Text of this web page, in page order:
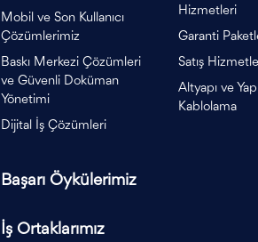
Mobil ve Son Kullanıcı
Çözümlerimiz
Baskı Merkezi Çözümleri
ve Güvenli Doküman
Yönetimi
Dijital İş Çözümleri
Başarı Öykülerimiz
İş Ortaklarımız
Hizmetleri
Garanti
Satış
Altyapı ve
Kablolama